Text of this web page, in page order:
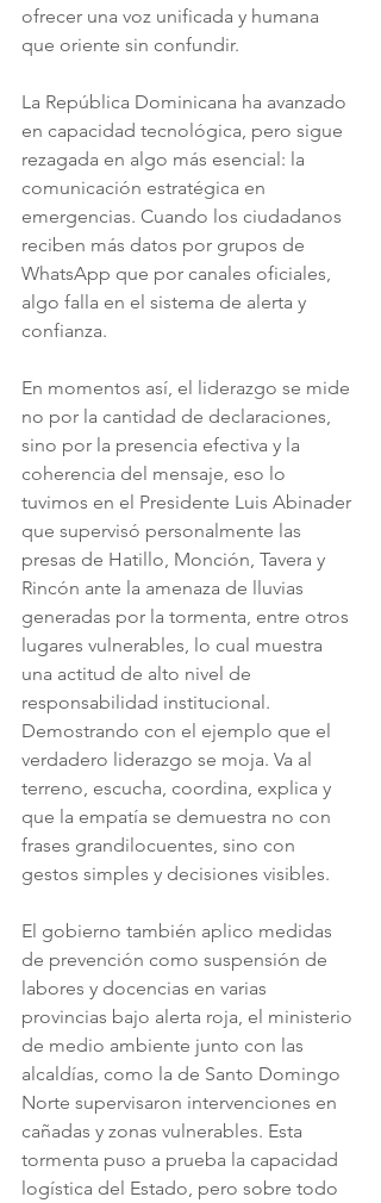
ofrecer una voz unificada y humana
que oriente sin confundir.
La República Dominicana ha avanzado
en capacidad tecnológica, pero sigue
rezagada en algo más esencial: la
comunicación estratégica en
emergencias. Cuando los ciudadanos
reciben más datos por grupos de
WhatsApp que por canales oficiales,
algo falla en el sistema de alerta y
confianza.
En momentos así, el liderazgo se mide
no por la cantidad de declaraciones,
sino por la presencia efectiva y la
coherencia del mensaje, eso lo
tuvimos en el Presidente Luis Abinader
que supervisó personalmente las
presas de Hatillo, Monción, Tavera y
Rincón ante la amenaza de lluvias
generadas por la tormenta, entre otros
lugares vulnerables, lo cual muestra
una actitud de alto nivel de
responsabilidad institucional.
Demostrando con el ejemplo que el
verdadero liderazgo se moja. Va al
terreno, escucha, coordina, explica y
que la empatía se demuestra no con
frases grandilocuentes, sino con
gestos simples y decisiones visibles.
El gobierno también aplico medidas
de prevención como suspensión de
labores y docencias en varias
provincias bajo alerta roja, el ministerio
de medio ambiente junto con las
alcaldías, como la de Santo Domingo
Norte supervisaron intervenciones en
cañadas y zonas vulnerables. Esta
tormenta puso a prueba la capacidad
logística del Estado, pero sobre todo